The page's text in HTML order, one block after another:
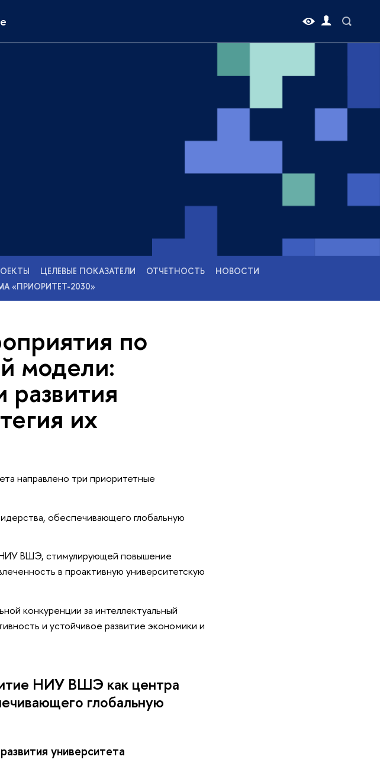
ЦЕЛЕВЫЕ ПОКАЗАТЕЛИ ОТЧЕТНОСТЬ
НОВОСТИ
«ПРИОРИТЕТ-2030»
по
модели:
развития
их
направлено три приоритетные
обеспечивающего глобальную
ВШЭ, стимулирующей повышение
в проактивную университетскую
конкуренции за интеллектуальный
и устойчивое развитие экономики и
НИУ ВШЭ как центра
глобальную
университета